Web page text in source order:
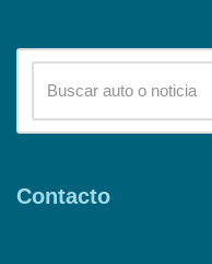
Contacto